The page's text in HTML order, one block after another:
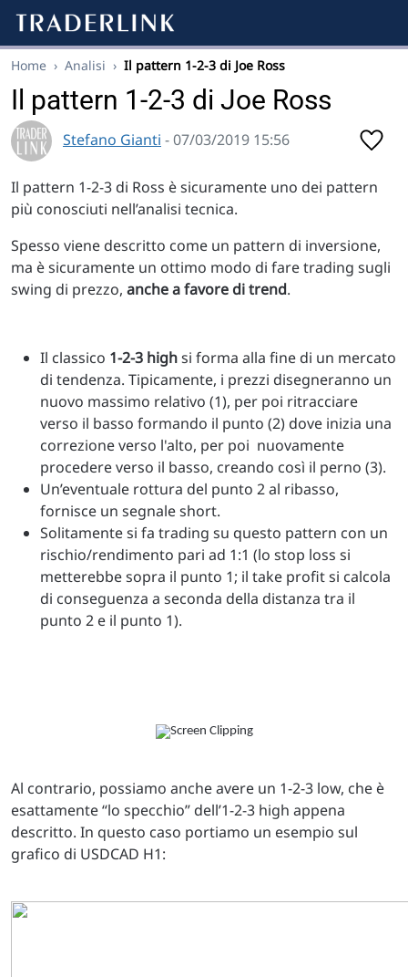
Home › Analisi › Il pattern 1-2-3 di Joe Ross
Il pattern 1-2-3 di Joe Ross
Stefano Gianti - 07/03/2019 15:56
Il pattern 1-2-3 di Ross è sicuramente uno dei pattern
più conosciuti nell’analisi tecnica.
Spesso viene descritto come un pattern di inversione,
ma è sicuramente un ottimo modo di fare trading sugli
swing di prezzo, anche a favore di trend.
Il classico 1-2-3 highsi forma alla fine di un mercato
di tendenza. Tipicamente, i prezzi disegneranno un
nuovo massimo relativo (1), per poi ritracciare
verso il basso formando il punto (2) dove inizia una
correzione verso l'alto, per poi nuovamente
procedere verso il basso, creando così il perno (3).
Un’eventuale rottura del punto 2 al ribasso,
fornisce un segnale short.
Solitamente si fa trading su questo pattern con un
rischio/rendimento pari ad 1:1 (lo stop loss si
metterebbe sopra il punto 1; il take profit si calcola
di conseguenza a seconda della distanza tra il
punto 2 e il punto 1).
Al contrario, possiamo anche avere un 1-2-3 low, che è
esattamente “lo specchio” dell’1-2-3 high appena
descritto. In questo caso portiamo un esempio sul
grafico di USDCAD H1: